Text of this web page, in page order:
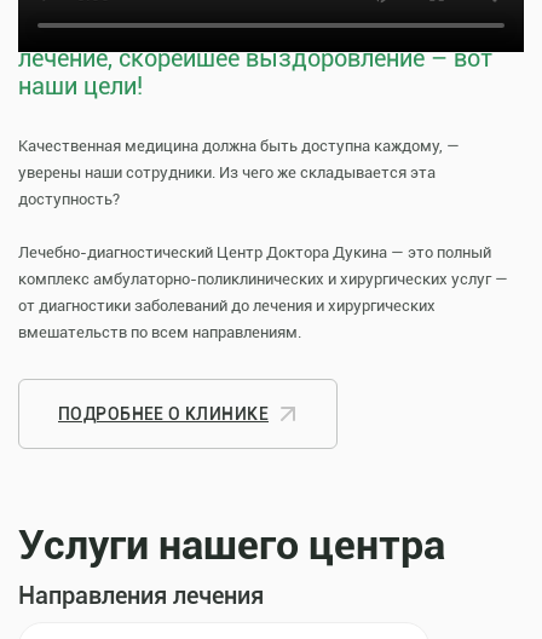
Тщательная профилактика, качественное
лечение, скорейшее выздоровление – вот
наши цели!
Качественная медицина должна быть доступна каждому, —
уверены наши сотрудники. Из чего же складывается эта
доступность?
Лечебно-диагностический Центр Доктора Дукина — это полный
комплекс амбулаторно-поликлинических и хирургических услуг —
от диагностики заболеваний до лечения и хирургических
вмешательств по всем направлениям.
ПОДРОБНЕЕ О КЛИНИКЕ
Услуги нашего центра
Направления лечения